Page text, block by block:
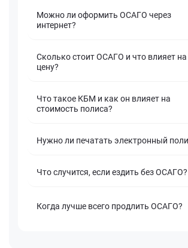
Можно ли оформить ОСАГО через
интернет?
Сколько стоит ОСАГО и что влияет на
цену?
Что такое КБМ и как он влияет на
стоимость полиса?
Нужно ли печатать электронный
Что случится, если ездить без ОСАГО?
Когда лучше всего продлить ОСАГО?